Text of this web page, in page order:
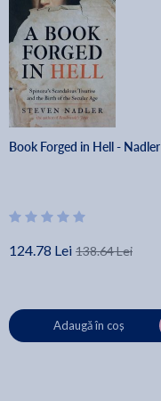
Book Forged in Hell - Nadler
124.78 Lei 138.64 Lei
Adaugă în coș